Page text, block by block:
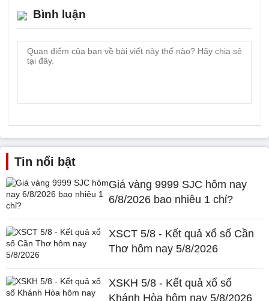
Bình luận
Tin nổi bật
Giá vàng 9999 SJC hôm nay
6/8/2026 bao nhiêu 1 chỉ?
XSCT 5/8 - Kết quả xổ số Cần
Thơ hôm nay 5/8/2026
XSKH 5/8 - Kết quả xổ số
Khánh Hòa hôm nay 5/8/2026